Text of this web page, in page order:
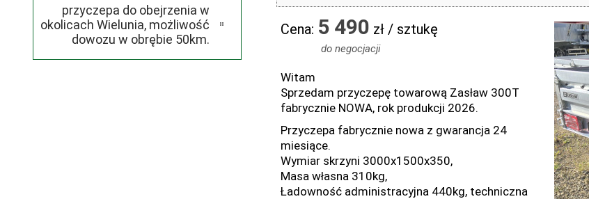
Cena: 5 490 zł / sztukę
do negocjacji
Witam
Sprzedam przyczepę towarową Zasław 300T
fabrycznie NOWA, rok produkcji 2026.
Przyczepa fabrycznie nowa z gwarancja 24
miesiące.
Wymiar skrzyni 3000x1500x350,
Masa własna 310kg,
Ładowność administracyjna 440kg, techniczna
przyczepa do obejrzenia w
okolicach Wielunia, możliwość
dowozu w obrębie 50km.